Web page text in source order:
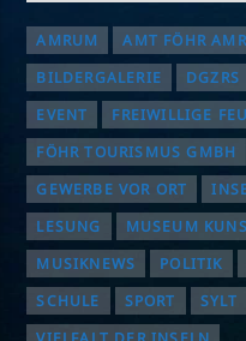
AMRUM AMT FÖHR
BILDERGALERIE
DGZRS
EVENT
FREIWILLIGE
FÖHR TOURISMUS GMBH
GEWERBE VOR ORT
LESUNG
MUSEUM
MUSIKNEWS
POLITIK
SCHULE
SPORT SYLT